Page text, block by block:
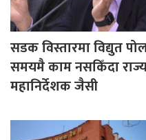
सडक विस्तारमा विद्युत
समयमै काम नसकिँदा
महानिर्देशक जैसी